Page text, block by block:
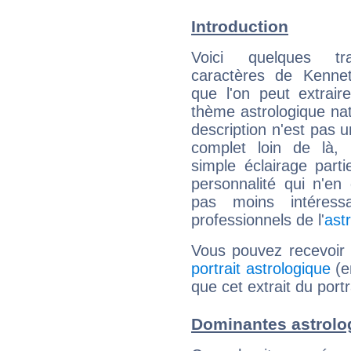
Introduction
Voici quelques
caractères de
que l'on peut
thème astrologique
description n'est pas
complet loin de là,
simple éclairage
personnalité qui n'en
pas moins
professionnels de l'
Vous pouvez
portrait astrologique
que cet extrait du
Dominantes